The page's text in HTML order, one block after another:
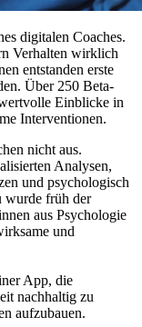
digitalen Coaches.
Verhalten wirklich
entstanden erste
Über 250 Beta-
Einblicke in
Interventionen.
nicht aus.
Analysen,
und psychologisch
wurde früh der
aus Psychologie
und
App, die
nachhaltig zu
aufzubauen.